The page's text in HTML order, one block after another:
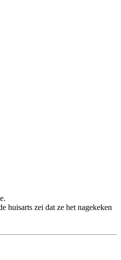
huisarts zei dat ze het nagekeken